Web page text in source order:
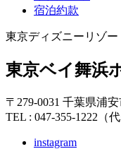
宿泊約款
東京ディズニーリゾ
東京ベイ舞浜
〒279-0031 千葉県浦
TEL : 047-355-1222（代
instagram